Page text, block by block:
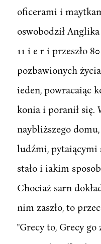
oficerami i
oswobodził
11 i e r i przeszło
pozbawionych
ieden, powracaiąc
konia i poranił się.
naybliższego
ludźmi, pytaiącymi
stało i iakim
Chociaż sarn
nim zaszło, to
"Grecy to, Grecy